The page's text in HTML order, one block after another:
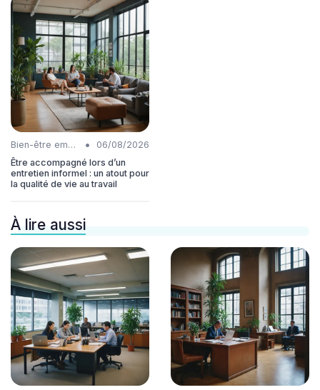
Bien-être employés •
06/08/2026
Être accompagné lors d’un
entretien informel : un atout pour
la qualité de vie au travail
À lire aussi